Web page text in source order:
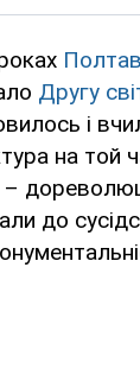
Другу
і
на той
до